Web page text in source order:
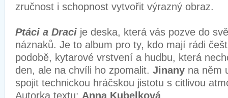
zručnost i schopnost vytvořit výrazný obraz.
Ptáci a Draci je deska, která vás pozve do
náznaků. Je to album pro ty, kdo mají rádi
podobě, kytarové vrstvení a hudbu, která
den, ale na chvíli ho zpomalit. Jinany na něm
spojit technickou hráčskou jistotu s citlivou
Autorka textu: Anna Kubelková